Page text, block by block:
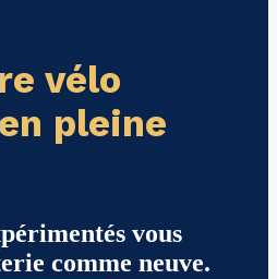
vélo
pleine
vous
comme neuve.